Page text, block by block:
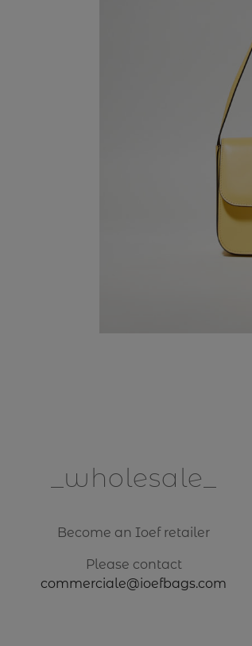
SOFIA
SOFIA LARGE BORSA A
EQUILIBRATE E UNA
wholesale
Become an Ioef retailer
Please contact
commerciale@ioefbags.com